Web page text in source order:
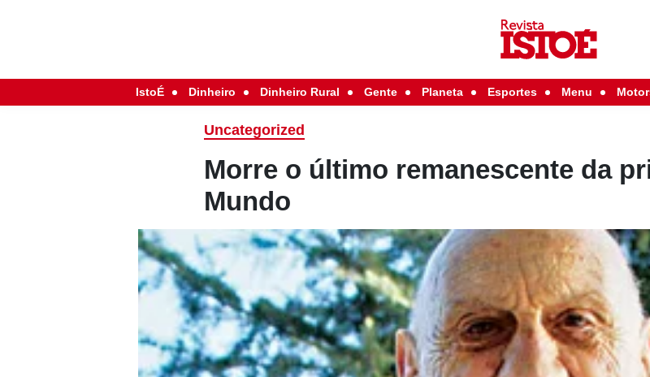
IstoÉ Dinheiro Dinheiro Rural Gente Planeta Esportes Menu
Uncategorized
Morre o último remanescente da
Mundo